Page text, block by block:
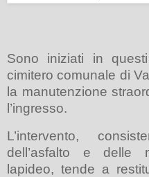
Sono iniziati in
cimitero comunale di
la manutenzione
l’ingresso.
L’intervento,
dell’asfalto e delle
lapideo, tende a